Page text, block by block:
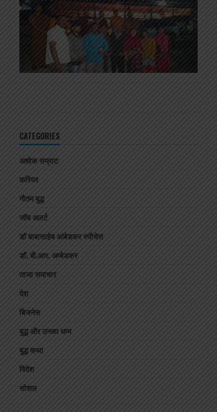
CATEGORIES
अशोक सम्राट
करियर
गौतम बुद्ध
जॉब अलर्ट
डॉ बाबासाहेब आंबेडकर स्पीचेस
डॉ. बी.आर. अम्बेडकर
ताजा समाचार
देश
बिजनेस
बुद्ध और उनका धम्म
बुद्ध कथा
विदेश
सोशल